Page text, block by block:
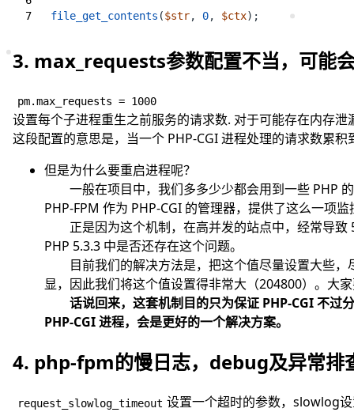
file_get_contents ($str, 0, $ctx);
3. max_requests参数配置不当，可能
pm.max_requests = 1000
设置每个子进程重生之前服务的请求数. 对于可能存在内存
这段配置的意思是，当一个 PHP-CGI 进程处理的请求数累
但是为什么要重启进程呢？
一般在项目中，我们多多少少都会用到一些 PHP 的
PHP-FPM 作为 PHP-CGI 的管理器，提供了这么一项
正是因为这个机制，在高并发的站点中，经常导致
PHP 5.3.3 中是否还存在这个问题。
目前我们的解决方法是，把这个值尽量设置大些，
显，因此我们将这个值设置得非常大（204800）。大
话说回来，这套机制目的只为保证 PHP-CGI 不过
PHP-CGI 进程，会是更好的一个解决方案。
4. php-fpm的慢日志，debug及异常排
request_slowlog_timeout 设置一个超时的参数，slowlog